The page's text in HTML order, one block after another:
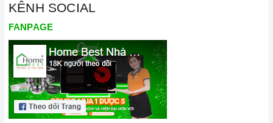
KÊNH SOCIAL
FANPAGE